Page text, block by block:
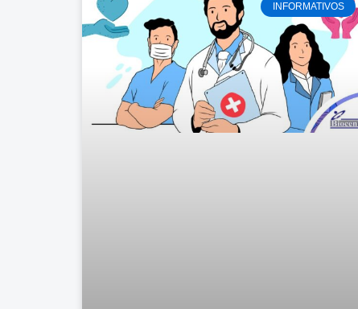
INFORMATIVOS